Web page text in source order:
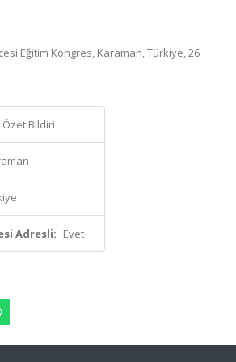
Eğitim Kongres, Karaman, Türkiye, 26
Bildiri
Adresli: Evet